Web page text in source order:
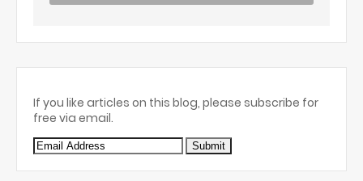
If you like articles on this blog, please subscribe for
free via email.